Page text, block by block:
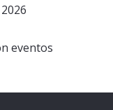
eventos